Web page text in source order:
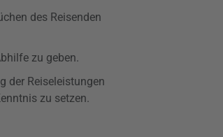
des Reisenden
zu geben.
der Reiseleistungen
zu setzen.